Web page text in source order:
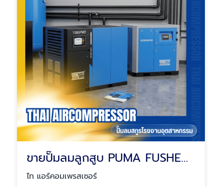
ขายปั๊มลมลูกสูบ PUMA FUSHENG SOMAX ไต้หวันแท้
ไท แอร์คอมเพรสเซอร์